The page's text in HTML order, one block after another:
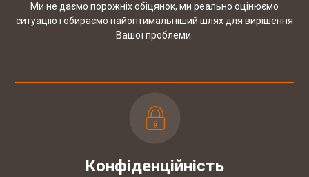
Ми не даємо порожніх обіцянок, ми реально оцінюємо
ситуацію і обираємо найоптимальніший шлях для вирішення
Вашої проблеми.
Конфіденційність